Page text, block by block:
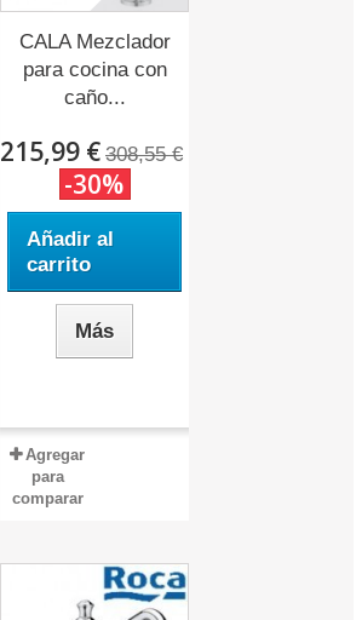
CALA Mezclador
para cocina con
caño...
215,99 € 308,55 €
-30%
Añadir al
carrito
Más
Agregar
para
comparar